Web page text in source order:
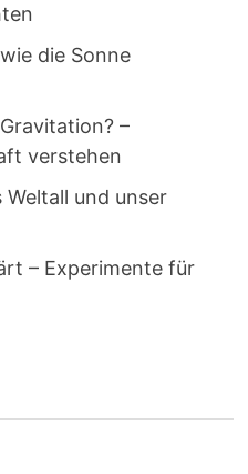
die Sonne
–
verstehen
und unser
– Experimente für